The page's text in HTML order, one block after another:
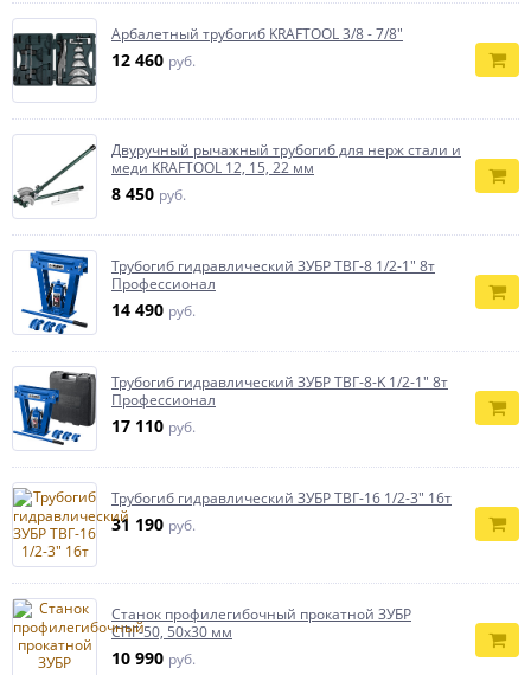
Арбалетный трубогиб KRAFTOOL 3/8 - 7/8″
12 460 руб.
Двуручный рычажный трубогиб для нерж стали и
меди KRAFTOOL 12, 15, 22 мм
8 450 руб.
Трубогиб гидравлический ЗУБР ТВГ-8 1/2-1″ 8т
Профессионал
14 490 руб.
Трубогиб гидравлический ЗУБР ТВГ-8-K 1/2-1″ 8т
Профессионал
17 110 руб.
Трубогиб гидравлический ЗУБР ТВГ-16 1/2-3″ 16т
31 190 руб.
Станок профилегибочный прокатной ЗУБР
СПГ-50, 50х30 мм
10 990 руб.